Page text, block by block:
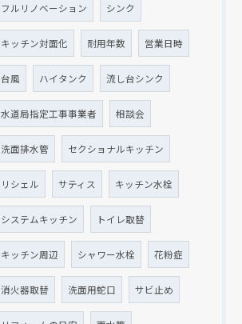
フルリノベーション シンク
キッチン対面化 耐用年数 営業日時
台風 ハイタンク 流し台シンク
水道局指定工事事業者 相談会
洗面排水管 セクショナルキッチン
リシェル サティス キッチン水栓
システムキッチン トイレ取替
キッチン周辺 シャワー水栓 花粉症
消火器取替 洗面用蛇口 サビ止め